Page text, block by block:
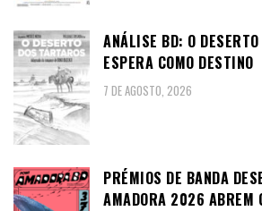
ANÁLISE BD: O
ESPERA COMO DESTINO
7 DE AGOSTO, 2026
PRÉMIOS DE BANDA
AMADORA 2026 ABREM